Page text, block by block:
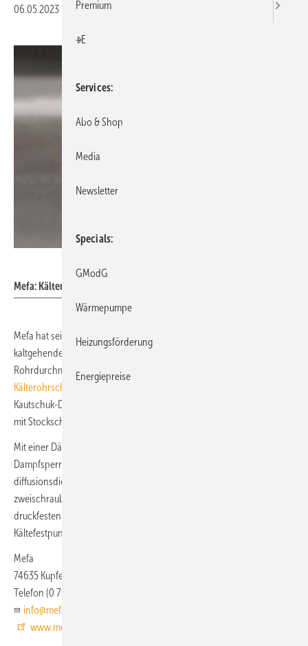
06.05.2023 Veröffentlicht in
Mefa: Kälterohrschelle Husky.
Mefa hat sein Befestigungssortiment Husky für die Installation
kaltgehender Rohrleitungen erweitert und bietet es jetzt für
Rohrdurchmesser von 6 bis 355,6 mm an. Die
Kälterohrschellen
Kautschuk-Dämmsysteme und in die professionelle Montagetechnik
mit Stockschraube oder Montageschiene.
Mit einer Dämmschale aus Polyurethan (PU) und einer beidseitigen
Dampfsperre aus Kautschuk ermöglicht die Kälterohrschelle eine
diffusionsdichte und wärmebrückenfreie Rohrinstallation. Eine
zweischraubige Stahlschelle umschließt den ebenfalls zweiteiligen
druckfesten PU-Rohrträger. Die Systemlösung wird ergänzt durch
Kältefestpunkte und Gleitlager aus der Produktreihe Polar Plus.
Mefa
74635 Kupferzell
Telefon (0 79 44) 6 40
info@mefa.de
www.mefa.de
Premium
+E
Services
Abo & Shop
Media
Newsletter
Specials
GModG
Wärmepumpe
Heizungsförderung
Energiepreise